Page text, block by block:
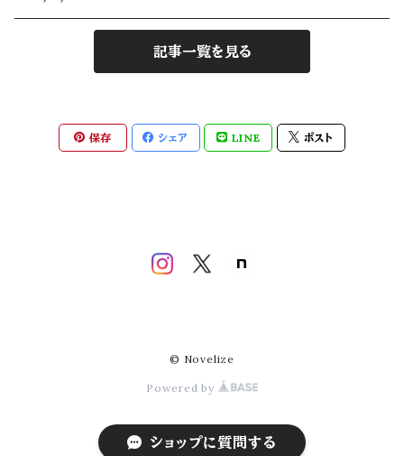
2025年限定【Iris -イリス-】
2026年限定【Fleuri-フルリィ-】
記事一覧を見る
保存 シェア LINE ポスト
© Novelize
Powered by
ショップに質問する